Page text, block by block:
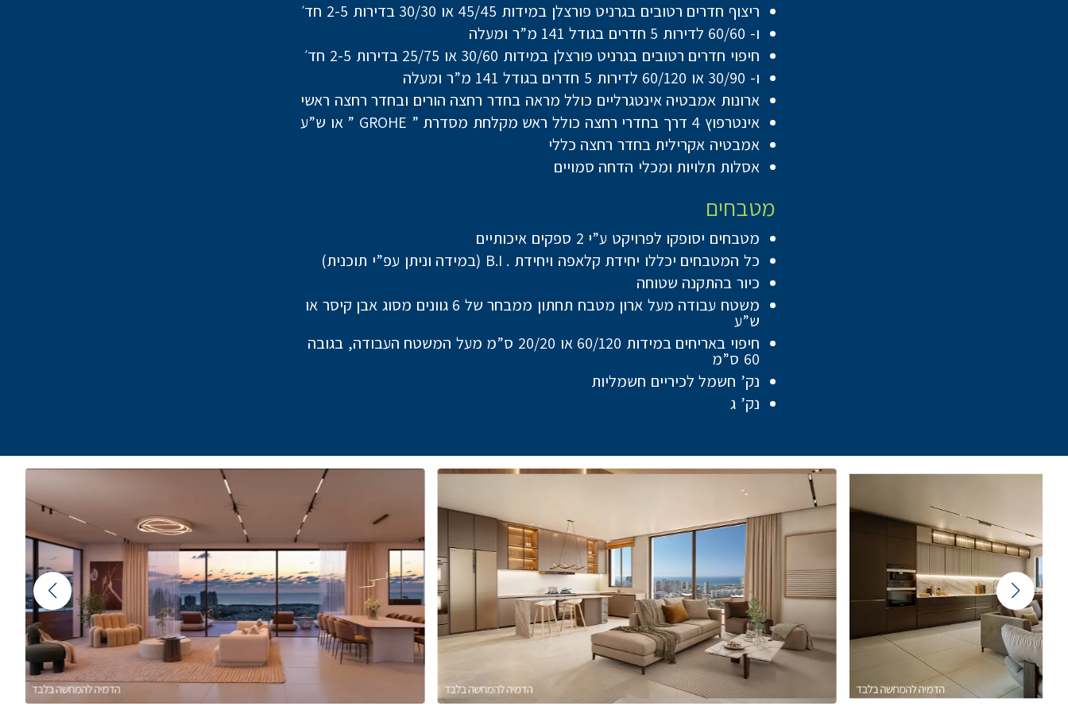
ריצוף חדרים רטובים בגרניט פורצלן במידות 45/45 או 30/30 בדירות 2-5 חד׳
ו- 60/60 לדירות 5 חדרים בגודל 141 מ”ר ומעלה
חיפוי חדרים רטובים בגרניט פורצלן במידות 30/60 או 25/75 בדירות 2-5 חד׳
ו- 30/90 או 60/120 לדירות 5 חדרים בגודל 141 מ”ר ומעלה
ארונות אמבטיה אינטגרליים כולל מראה בחדר רחצה הורים ובחדר רחצה ראשי
אינטרפוץ 4 דרך בחדרי רחצה כולל ראש מקלחת מסדרת ” GROHE ” או ש”ע
אמבטיה אקרילית בחדר רחצה כללי
אסלות תלויות ומכלי הדחה סמויים
מטבחים
מטבחים יסופקו לפרויקט ע”י 2 ספקים איכותיים
כל המטבחים יכללו יחידת קלאפה ויחידת . B.I (במידה וניתן עפ”י תוכנית)
כיור בהתקנה שטוחה
משטח עבודה מעל ארון מטבח תחתון ממבחר של 6 גוונים מסוג אבן קיסר או
ש”ע
חיפוי באריחים במידות 60/120 או 20/20 ס”מ מעל המשטח העבודה, בגובה
60 ס”מ
נק’ חשמל לכיריים חשמליות
נק’ ג
Featured Content Slider